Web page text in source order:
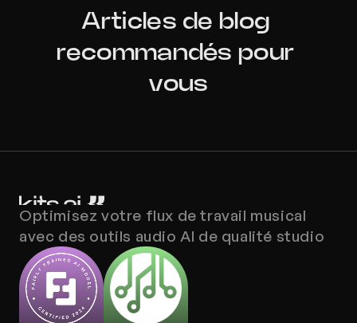
Articles de blog
recommandés pour
vous
Optimisez votre flux de travail musical
avec des outils audio AI de qualité studio